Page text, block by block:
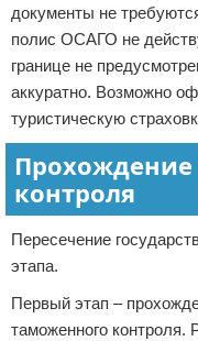
документы не
полис ОСАГО не
границе не
аккуратно. Возможно
туристическую
контроля
Пересечение
этапа.
Первый этап –
таможенного